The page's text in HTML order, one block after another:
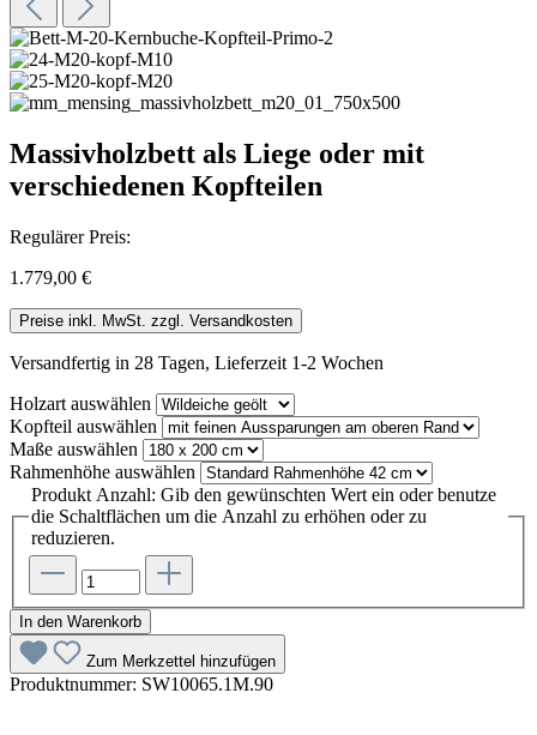
Massivholzbett als Liege oder mit
verschiedenen Kopfteilen
Regulärer Preis:
1.779,00 €
Preise inkl. MwSt. zzgl. Versandkosten
Versandfertig in 28 Tagen, Lieferzeit 1-2 Wochen
Holzart auswählen
Kopfteil auswählen
Maße auswählen
Rahmenhöhe auswählen
Produkt Anzahl: Gib den gewünschten Wert ein oder benutze
die Schaltflächen um die Anzahl zu erhöhen oder zu
reduzieren.
In den Warenkorb
Zum Merkzettel hinzufügen
Produktnummer: SW10065.1M.90